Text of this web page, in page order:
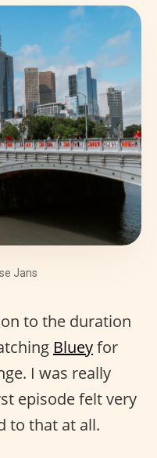
Jans
to the duration
Blueyfor
I was really
episode felt very
to that at all.